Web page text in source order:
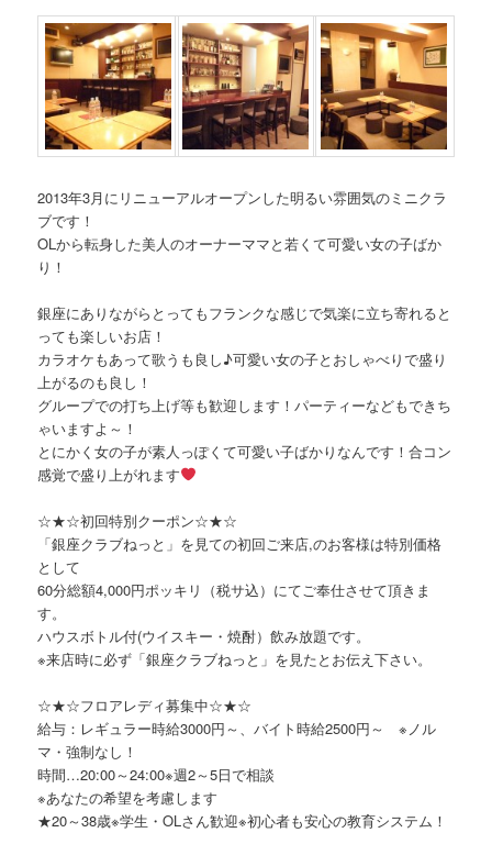
2013年3月にリニューアルオープンした明るい雰囲気のミニクラ
ブです！
OLから転身した美人のオーナーママと若くて可愛い女の子ばか
り！
銀座にありながらとってもフランクな感じで気楽に立ち寄れると
っても楽しいお店！
カラオケもあって歌うも良し♪可愛い女の子とおしゃべりで盛り
上がるのも良し！
グループでの打ち上げ等も歓迎します！パーティーなどもできち
ゃいますよ～！
とにかく女の子が素人っぽくて可愛い子ばかりなんです！合コン
感覚で盛り上がれます
☆★☆初回特別クーポン☆★☆
「銀座クラブねっと」を見ての初回ご来店,のお客様は特別価格
として
60分総額4,000円ポッキリ（税サ込）にてご奉仕させて頂きま
す。
ハウスボトル付(ウイスキー・焼酎）飲み放題です。
※来店時に必ず「銀座クラブねっと」を見たとお伝え下さい。
☆★☆フロアレディ募集中☆★☆
給与：レギュラー時給3000円～、バイト時給2500円～ ※ノル
マ・強制なし！
時間…20:00～24:00※週2～5日で相談
※あなたの希望を考慮します
★20～38歳※学生・OLさん歓迎※初心者も安心の教育システム！